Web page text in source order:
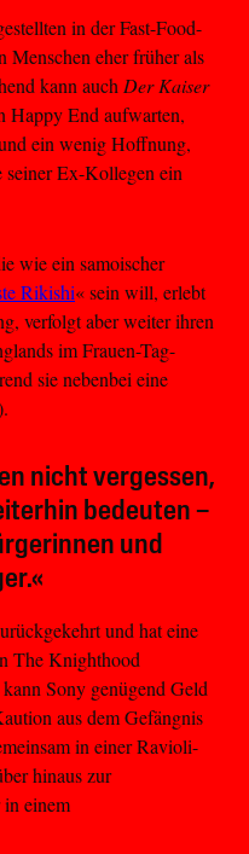
in der Fast-Food-
Menschen eher früher als
kann auchDer Kaiser
Happy End aufwarten,
ein wenig Hoffnung,
seiner Ex-Kollegen ein
wie ein samoischer
Rikishi« sein will, erlebt
verfolgt aber weiter ihren
im Frauen-Tag-
sie nebenbei eine
nicht vergessen,
bedeuten –
und
und hat eine
The Knighthood
Sony genügend Geld
aus dem Gefängnis
in einer Ravioli-
hinaus zur
einem